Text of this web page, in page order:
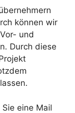
können wir
und
Durch diese
eine Mail